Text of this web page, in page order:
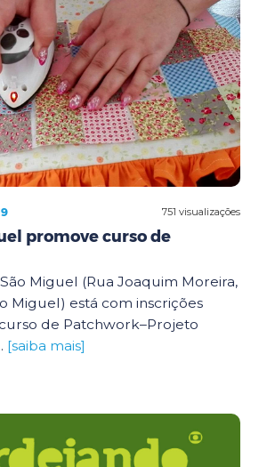
751 visualizações
promove curso de
Miguel (Rua Joaquim Moreira,
Miguel) está com inscrições
de Patchwork–Projeto
[saiba mais]